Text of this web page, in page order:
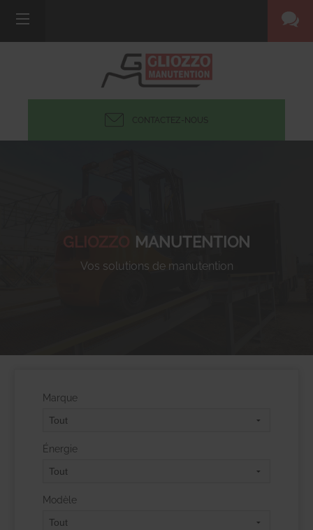
CONTACTEZ-NOUS
GLIOZZO MANUTENTION
Vos solutions de manutention
Marque
Énergie
Modèle